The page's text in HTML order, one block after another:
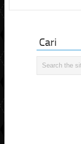
Cari